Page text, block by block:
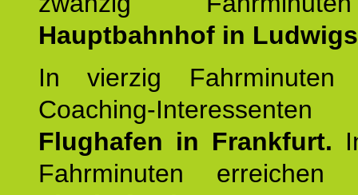
Hauptbahnhof in
In vierzig Fahrminuten
Coaching-
Flughafen in Frankfurt.
Fahrminuten